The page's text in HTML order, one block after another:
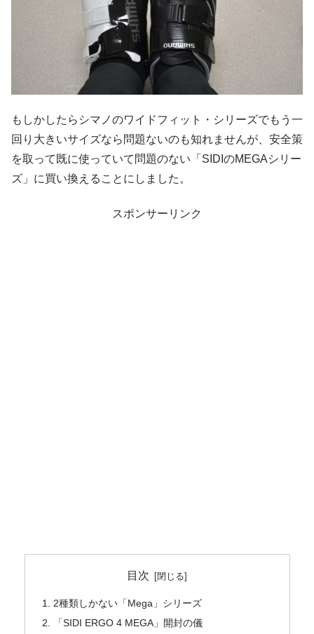
もしかしたらシマノのワイドフィット・シリーズでもう一
回り大きいサイズなら問題ないのも知れませんが、安全策
を取って既に使っていて問題のない「SIDIのMEGAシリー
ズ」に買い換えることにしました。
スポンサーリンク
目次
2種類しかない「Mega」シリーズ
「SIDI ERGO 4 MEGA」開封の儀